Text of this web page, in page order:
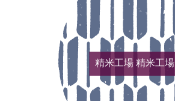
精米工場 精米工場